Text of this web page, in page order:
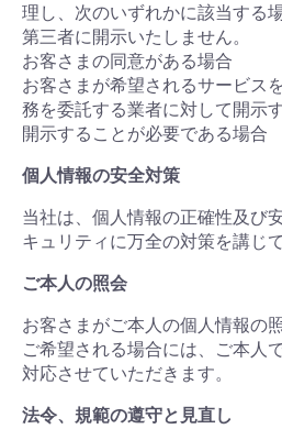
理し、次のいずれかに該当する
第三者に開示いたしません。
お客さまの同意がある場合
お客さまが希望されるサービス
務を委託する業者に対して開示
開示することが必要である場合
個人情報の安全対策
当社は、個人情報の正確性及び
キュリティに万全の対策を講じ
ご本人の照会
お客さまがご本人の個人情報の
ご希望される場合には、ご本人
対応させていただきます。
法令、規範の遵守と見直し